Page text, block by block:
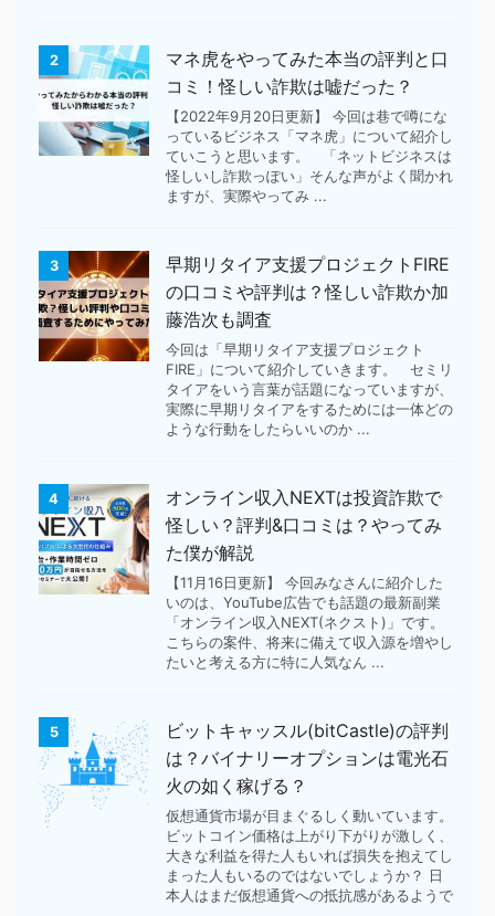
2
マネ虎をやってみた本当の評判と口
コミ！怪しい詐欺は嘘だった？
【2022年9月20日更新】 今回は巷で噂にな
っているビジネス「マネ虎」について紹介し
ていこうと思います。 「ネットビジネスは
怪しいし詐欺っぽい」そんな声がよく聞かれ
ますが、実際やってみ ...
3
早期リタイア支援プロジェクトFIRE
の口コミや評判は？怪しい詐欺か加
藤浩次も調査
今回は「早期リタイア支援プロジェクト
FIRE」について紹介していきます。 セミリ
タイアをいう言葉が話題になっていますが、
実際に早期リタイアをするためには一体どの
ような行動をしたらいいのか ...
4
オンライン収入NEXTは投資詐欺で
怪しい？評判&口コミは？やってみ
た僕が解説
【11月16日更新】 今回みなさんに紹介した
いのは、YouTube広告でも話題の最新副業
「オンライン収入NEXT(ネクスト)」です。
こちらの案件、将来に備えて収入源を増やし
たいと考える方に特に人気なん ...
5
ビットキャッスル(bitCastle)の評判
は？バイナリーオプションは電光石
火の如く稼げる？
仮想通貨市場が目まぐるしく動いています。
ビットコイン価格は上がり下がりが激しく、
大きな利益を得た人もいれば損失を抱えてし
まった人もいるのではないでしょうか？ 日
本人はまだ仮想通貨への抵抗感があるようで